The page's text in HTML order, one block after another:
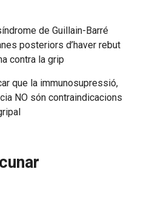
de Guillain-Barré
posteriors d’haver rebut
contra la grip
que la immunosupressió,
NO són contraindicacions